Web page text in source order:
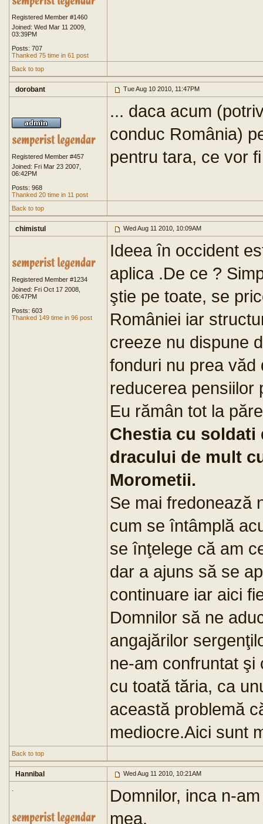
Registered Member #1460
Joined: Wed Mar 11 2009,
03:39PM
Posts: 707
Thanked 75 time in 61 post
Back to top
dorobant Tue Aug 10 2010, 11:47PM
Registered Member #457
Joined: Fri Mar 23 2007,
06:42PM
Posts: 968
Thanked 20 time in 11 post
... daca acum
conduc România)
pentru tara, ce vor
Back to top
chimistul Wed Aug 11 2010, 10:09AM
Registered Member #1234
Joined: Fri Oct 17 2008,
06:47PM
Posts: 603
Thanked 149 time in 96 post
Ideea în occident
aplica .De ce ?
ştie pe toate, se
României iar
creeze nu dispune
fonduri nu prea văd
reducerea pensiilor
Eu rămân tot la
Chestia cu soldati
dracului de mult
Morometii.
Se mai fredonează
cum se întâmplă
se înţelege că am
dar a ajuns să se
continuare iar aici
Domnilor să ne
angajărilor
ne-am confruntat şi
cu toată tăria, ca
această problemă
mediocre.Aici sunt
Back to top
Hannibal Wed Aug 11 2010, 10:21AM
.
Domnilor, inca n-
mea.